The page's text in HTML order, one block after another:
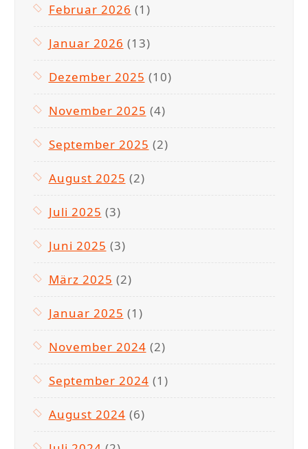
Februar 2026 (1)
Januar 2026 (13)
Dezember 2025 (10)
November 2025 (4)
September 2025 (2)
August 2025 (2)
Juli 2025 (3)
Juni 2025 (3)
März 2025 (2)
Januar 2025 (1)
November 2024 (2)
September 2024 (1)
August 2024 (6)